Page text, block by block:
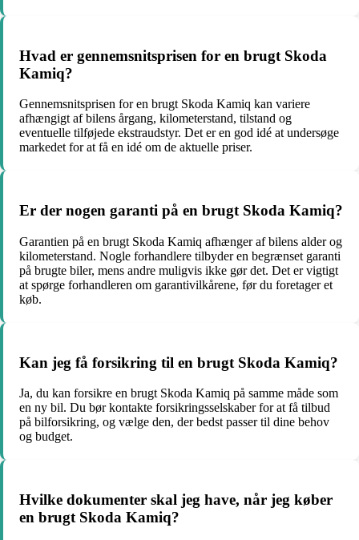
Hvad er gennemsnitsprisen for en brugt Skoda
Kamiq?
Gennemsnitsprisen for en brugt Skoda Kamiq kan variere
afhængigt af bilens årgang, kilometerstand, tilstand og
eventuelle tilføjede ekstraudstyr. Det er en god idé at undersøge
markedet for at få en idé om de aktuelle priser.
Er der nogen garanti på en brugt Skoda Kamiq?
Garantien på en brugt Skoda Kamiq afhænger af bilens alder og
kilometerstand. Nogle forhandlere tilbyder en begrænset garanti
på brugte biler, mens andre muligvis ikke gør det. Det er vigtigt
at spørge forhandleren om garantivilkårene, før du foretager et
køb.
Kan jeg få forsikring til en brugt Skoda Kamiq?
Ja, du kan forsikre en brugt Skoda Kamiq på samme måde som
en ny bil. Du bør kontakte forsikringsselskaber for at få tilbud
på bilforsikring, og vælge den, der bedst passer til dine behov
og budget.
Hvilke dokumenter skal jeg have, når jeg køber
en brugt Skoda Kamiq?